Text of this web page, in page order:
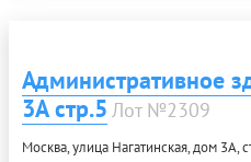
Административное
3А стр.5 Лот №2309
Москва, улица Нагатинская, дом 3А,